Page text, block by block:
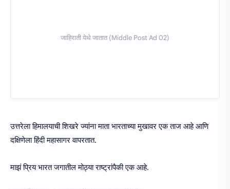
उत्तरेला हिमालयाची शिखरे ज्यांना माता भारताच्या मुखावर एक ताज आहे आणि
दक्षिणेला हिंदी महासागर वापरतात.
माझं प्रिय भारत जगातील मोठ्या राष्ट्रांपैकी एक आहे.